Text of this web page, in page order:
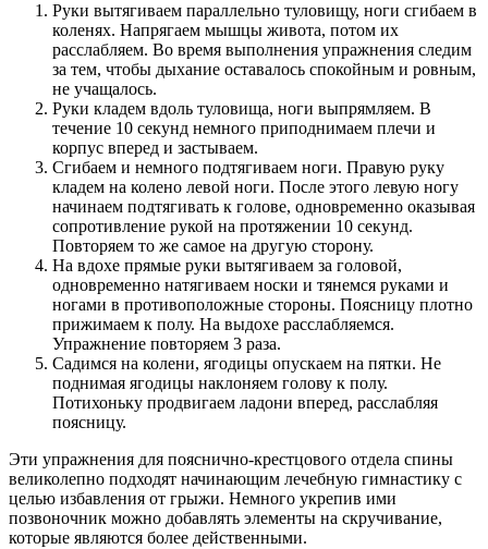
Руки вытягиваем параллельно туловищу, ноги сгибаем в
коленях. Напрягаем мышцы живота, потом их
расслабляем. Во время выполнения упражнения следим
за тем, чтобы дыхание оставалось спокойным и ровным,
не учащалось.
Руки кладем вдоль туловища, ноги выпрямляем. В
течение 10 секунд немного приподнимаем плечи и
корпус вперед и застываем.
Сгибаем и немного подтягиваем ноги. Правую руку
кладем на колено левой ноги. После этого левую ногу
начинаем подтягивать к голове, одновременно оказывая
сопротивление рукой на протяжении 10 секунд.
Повторяем то же самое на другую сторону.
На вдохе прямые руки вытягиваем за головой,
одновременно натягиваем носки и тянемся руками и
ногами в противоположные стороны. Поясницу плотно
прижимаем к полу. На выдохе расслабляемся.
Упражнение повторяем 3 раза.
Садимся на колени, ягодицы опускаем на пятки. Не
поднимая ягодицы наклоняем голову к полу.
Потихоньку продвигаем ладони вперед, расслабляя
поясницу.
Эти упражнения для пояснично-крестцового отдела спины
великолепно подходят начинающим лечебную гимнастику с
целью избавления от грыжи. Немного укрепив ими
позвоночник можно добавлять элементы на скручивание,
которые являются более действенными.